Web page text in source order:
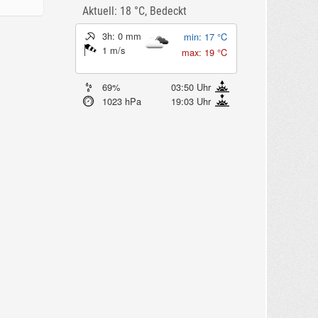
Aktuell: 18 °C, Bedeckt
3h: 0 mm
1 m/s
min: 17 °C
max: 19 °C
69%
03:50 Uhr
1023 hPa
19:03 Uhr